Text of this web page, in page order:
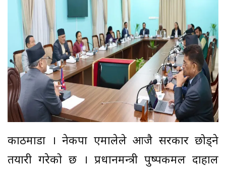
काठमाडौं । नेकपा एमालेले आजै सरकार छोड्ने
तयारी गरेको छ । प्रधानमन्त्री पुष्पकमल दाहाल